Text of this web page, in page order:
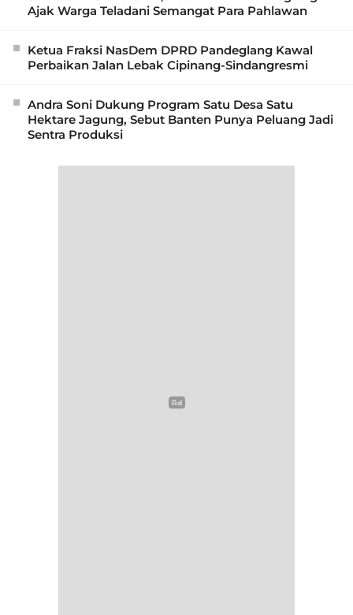
Ajak Warga Teladani Semangat Para Pahlawan
Ketua Fraksi NasDem DPRD Pandeglang Kawal
Perbaikan Jalan Lebak Cipinang-Sindangresmi
Andra Soni Dukung Program Satu Desa Satu
Hektare Jagung, Sebut Banten Punya Peluang Jadi
Sentra Produksi